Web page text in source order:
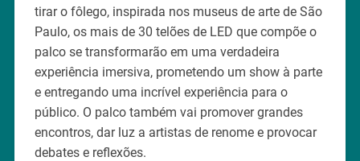
tirar o fôlego, inspirada nos museus de arte de São
Paulo, os mais de 30 telões de LED que compõe o
palco se transformarão em uma verdadeira
experiência imersiva, prometendo um show à parte
e entregando uma incrível experiência para o
público. O palco também vai promover grandes
encontros, dar luz a artistas de renome e provocar
debates e reflexões.